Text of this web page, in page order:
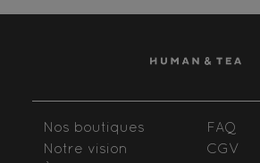
Nos boutiques
Notre vision
FAQ
CGV